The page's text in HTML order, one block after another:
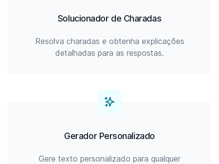
Solucionador de Charadas
Resolva charadas e obtenha explicações
detalhadas para as respostas.
Gerador Personalizado
Gere texto personalizado para qualquer